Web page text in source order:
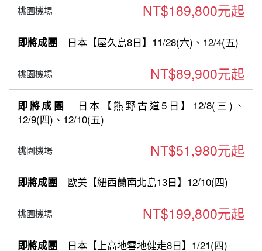
桃園機場 NT$189,800元起
即將成團 日本【屋久島8日】11/28(六)、12/4(五)
桃園機場 NT$89,900元起
即將成團
日本【熊野古道5日】12/8(三)、
12/9(四)、12/10(五)
桃園機場 NT$51,980元起
即將成團 歐美【紐西蘭南北島13日】12/10(四)
桃園機場 NT$199,800元起
即將成團 日本【上高地雪地健走8日】1/21(四)